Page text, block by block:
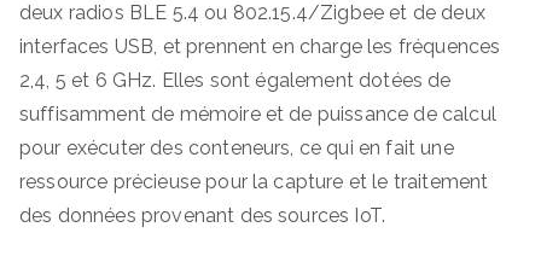
deux radios BLE 5.4 ou 802.15.4/Zigbee et de deux
interfaces USB, et prennent en charge les fréquences
2,4, 5 et 6 GHz. Elles sont également dotées de
suffisamment de mémoire et de puissance de calcul
pour exécuter des conteneurs, ce qui en fait une
ressource précieuse pour la capture et le traitement
des données provenant des sources IoT.